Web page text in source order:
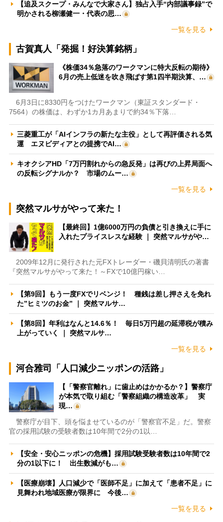
【追及スクープ・みんなで大家さん】独占入手“内部議事録”で
明かされる柳瀬健一・代表の思…
一覧を見る
古賀真人「発掘！好決算銘柄」
《株価34％急落のワークマンに特大反転の期待》
6月の売上低迷を吹き飛ばす第1四半期決算、…
6月3日に8330円をつけたワークマン（東証スタンダード・
7564）の株価は、わずか1カ月あまりで約34％下落…
三菱重工が「AIインフラの新たな主役」として再評価される気
運 エヌビディアとの提携でAI…
キオクシアHD「7万円割れからの急反発」は再びの上昇局面へ
の反転シグナルか？ 市場のムー…
一覧を見る
突然マルサがやって来た！
【最終回】1億6000万円の負債と引き換えに手に
入れたプライスレスな経験 ｜ 突然マルサがや…
2009年12月に発行された元FXトレーダー・磯貝清明氏の著書
『突然マルサがやって来た！～FXで10億円稼い…
【第9回】もう一度FXでリベンジ！ 種銭は差し押さえを免れ
た”ヒミツのお金” ｜ 突然マルサ…
【第8回】年利はなんと14.6％！ 毎日5万円超の延滞税が積み
上がっていく ｜ 突然マルサ…
一覧を見る
河合雅司「人口減少ニッポンの活路」
【「警察官離れ」に歯止めはかかるか？】警察庁
が本気で取り組む「警察組織の構造改革」 実
現…
警察庁が目下、頭を悩ませているのが「警察官不足」だ。警察
官の採用試験の受験者数は10年間で2分の1以…
【安全・安心ニッポンの危機】採用試験受験者数は10年間で2
分の1以下に！ 出生数減がも…
【医療崩壊】人口減少で「医師不足」に加えて「患者不足」に
見舞われ地域医療が限界に 今後…
一覧を見る